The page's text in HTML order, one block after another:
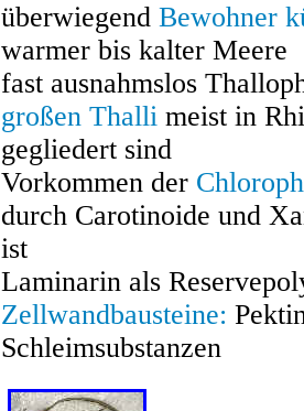
überwiegend Bewohner
warmer bis kalter Meere
fast ausnahmslos
großen Thalli meist in
gegliedert sind
Vorkommen der
durch Carotinoide und
ist
Laminarin als
Zellwandbausteine:
Schleimsubstanzen